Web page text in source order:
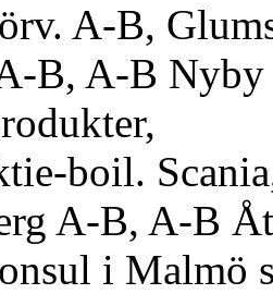
A-B,
B, A-B
boil.
A-B, A-B
i Malmö